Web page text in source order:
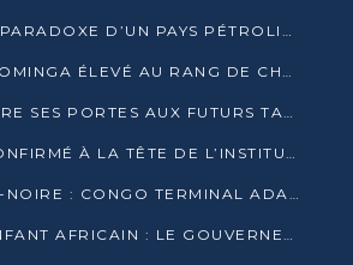
CARBURANT : LE PARADOXE D’UN PAYS PÉTROLIER CONFRONTÉ À DES PÉNURIES RÉCURRENTES
MAIXENT RAOUL OMINGA ÉLEVÉ AU RANG DE CHEVALIER DE L’ORDRE DE L’AMITIÉ ENTRE LA RUSSIE ET LE CONGO
AGL CONGO OUVRE SES PORTES AUX FUTURS TALENTS DE LA LOGISTIQUE
ÉTIENNE PAKA CONFIRMÉ À LA TÊTE DE L’INSTITUT GÉOGRAPHIQUE NATIONAL
PORT DE POINTE-NOIRE : CONGO TERMINAL ADAPTE SON DRAGAGE AUX SABLES BITUMINEUX
JOURNÉE DE L’ENFANT AFRICAIN : LE GOUVERNEMENT RÉAFFIRME SON ENGAGEMENT POUR L’ACCÈS À L’EAU ET À L’ASSAINISSEMENT